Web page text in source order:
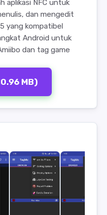
aplikasi NFC untuk
dan mengedit
yang kompatibel
Android untuk
dan tag game
MB)